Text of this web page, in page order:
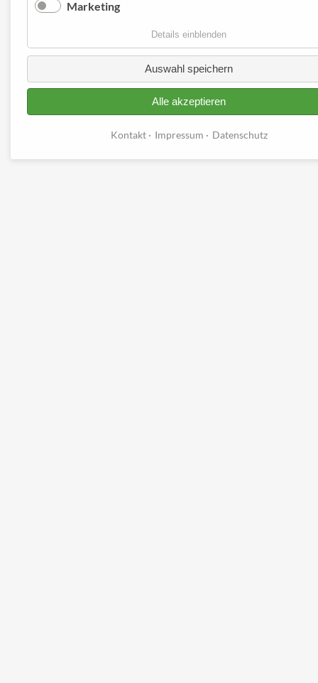
Marketing
Details einblendenfür Marketing
Auswahl speichern
Alle akzeptieren
Kontakt Impressum Datenschutz